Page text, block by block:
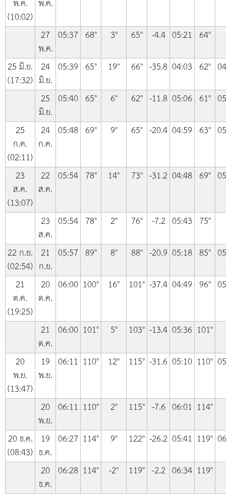
พ.ค.
(10:02)
พ.ค.
27
พ.ค.
05:37 68° 3° 65° -4.4 05:21 64°
25 มิ.ย.
(17:32)
24
มิ.ย.
05:39 65° 19° 66° -35.8 04:03 62°
25
มิ.ย.
05:40 65° 6° 62° -11.8 05:06 61°
25
ก.ค.
(02:11)
24
ก.ค.
05:48 69° 9° 65° -20.4 04:59 63°
23
ส.ค.
(13:07)
22
ส.ค.
05:54 78° 14° 73° -31.2 04:48 69°
23
ส.ค.
05:54 78° 2° 76° -7.2 05:43 75°
22 ก.ย.
(02:54)
21
ก.ย.
05:57 89° 8° 88° -20.9 05:18 85°
21
ต.ค.
(19:25)
20
ต.ค.
06:00 100° 16° 101° -37.4 04:49 96°
21
ต.ค.
06:00 101° 5° 103° -13.4 05:36 101°
20
พ.ย.
(13:47)
19
พ.ย.
06:11 110° 12° 115° -31.6 05:10 110°
20
พ.ย.
06:11 110° 2° 115° -7.6 06:01 114°
20 ธ.ค.
(08:43)
19
ธ.ค.
06:27 114° 9° 122° -26.2 05:41 119°
20
ธ.ค.
06:28 114° -2° 119° -2.2 06:34 119°